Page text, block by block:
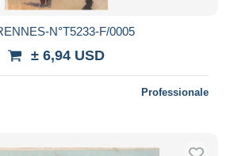
N°T5233-F/0005
± 6,94 USD
Professionale